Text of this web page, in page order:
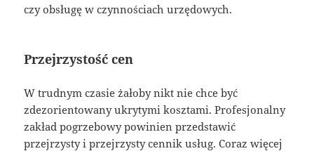
czy obsługę w czynnościach urzędowych.
Przejrzystość cen
W trudnym czasie żałoby nikt nie chce być
zdezorientowany ukrytymi kosztami. Profesjonalny
zakład pogrzebowy powinien przedstawić
przejrzysty i przejrzysty cennik usług. Coraz więcej